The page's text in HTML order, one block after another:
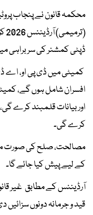
محکمہ قانون نے پنجاب
ڈپٹی کمشنر کی سربراہی
کمیٹی میں ڈی پی او، اے
افسران شامل ہوں گے،
اور بیانات قلمبند کرے
کرے گی۔
مصالحت، صلح کی صورت
کے لیے پیش کیا جائے گا۔
آرڈیننس کے مطابق غیر
قید و جرمانہ دونوں